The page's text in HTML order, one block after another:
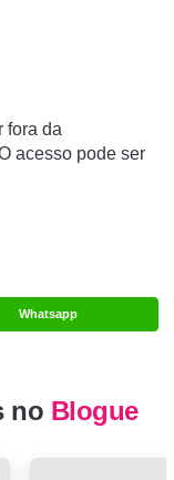
fora da
acesso pode ser
Whatsapp
no Blogue